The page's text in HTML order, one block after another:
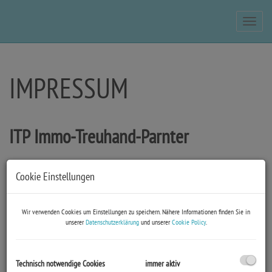
IMPRESSUM
ITP Immo-Treuhand-Parnter
Inhaber Christian Mandler
9772 Dellach im Drautal, Nr. 108
Tel.: +43 650 76 59 908 / Termine nach Vereinbarung
Cookie Einstellungen
Wir verwenden Cookies um Einstellungen zu speichern. Nähere Informationen finden Sie in
unsererDatenschutzerklärungund unsererCookie Policy.
Technisch notwendige Cookies immer aktiv